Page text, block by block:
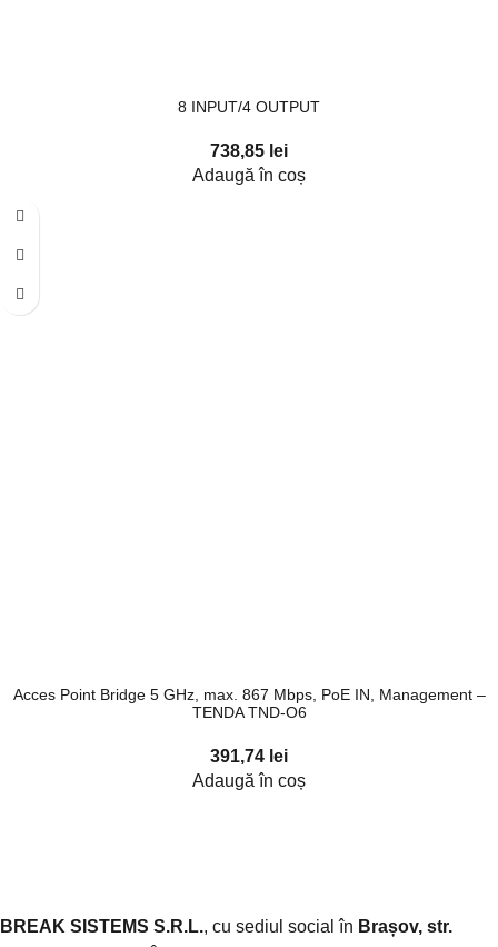
8 INPUT/4 OUTPUT
738,85 lei
Adaugă în coș
Acces Point Bridge 5 GHz, max. 867 Mbps, PoE IN, Management –
TENDA TND-O6
391,74 lei
Adaugă în coș
BREAK SISTEMS S.R.L., cu sediul social în Brașov, str.